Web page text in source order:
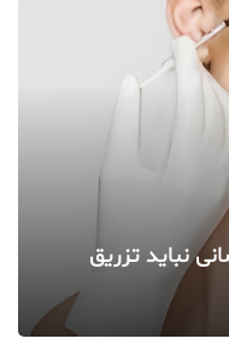
نباید تزریق